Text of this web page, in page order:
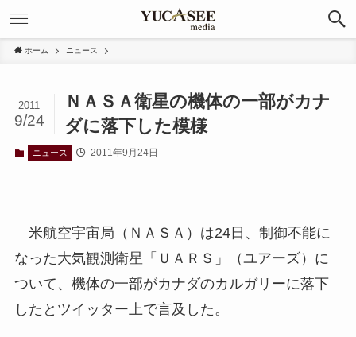
ホーム ニュース
ＮＡＳＡ衛星の機体の一部がカナ
ダに落下した模様
2011
9/24
ニュース 2011年9月24日
米航空宇宙局（ＮＡＳＡ）は24日、制御不能に
なった大気観測衛星「ＵＡＲＳ」（ユアーズ）に
ついて、機体の一部がカナダのカルガリーに落下
したとツイッター上で言及した。